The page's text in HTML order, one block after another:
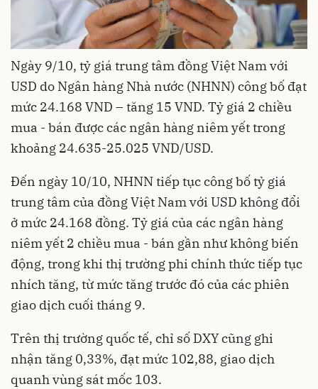
Ngày 9/10, tỷ giá trung tâm đồng Việt Nam với
USD do Ngân hàng Nhà nước (NHNN) công bố đạt
mức 24.168 VND – tăng 15 VND. Tỷ giá 2 chiều
mua - bán được các ngân hàng niêm yết trong
khoảng 24.635-25.025 VND/USD.
Đến ngày 10/10, NHNN tiếp tục công bố tỷ giá
trung tâm của đồng Việt Nam với USD không đổi
ở mức 24.168 đồng. Tỷ giá của các ngân hàng
niêm yết 2 chiều mua - bán gần như không biến
động, trong khi thị trường phi chính thức tiếp tục
nhích tăng, từ mức tăng trước đó của các phiên
giao dịch cuối tháng 9.
Trên thị trường quốc tế, chỉ số DXY cũng ghi
nhận tăng 0,33%, đạt mức 102,88, giao dịch
quanh vùng sát mốc 103.